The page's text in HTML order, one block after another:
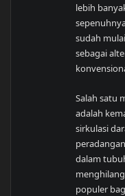
lebih
sudah
sebagai
Salah satu
adalah
sirkulasi
dalam
populer